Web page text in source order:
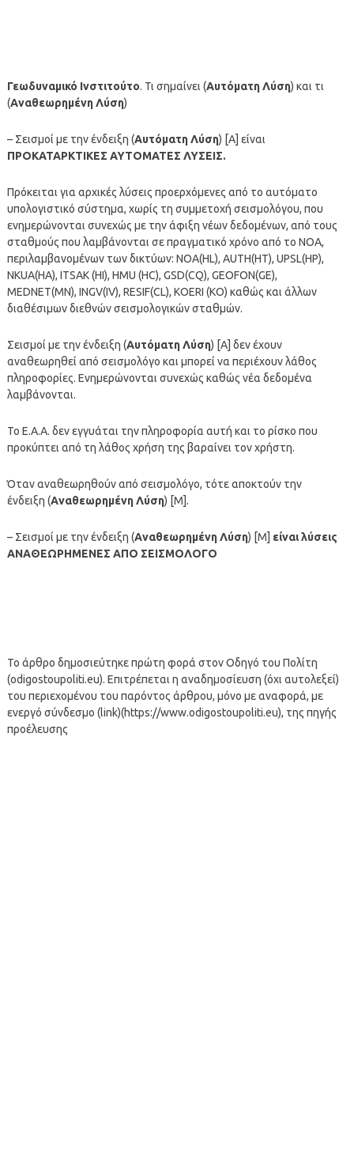
Γεωδυναμικό Ινστιτούτο. Τι σημαίνει (Αυτόματη Λύση) και τι
(Αναθεωρημένη Λύση)
– Σεισμοί με την ένδειξη (Αυτόματη Λύση) [A] είναι
ΠΡΟΚΑΤΑΡΚΤΙΚΕΣ ΑΥΤΟΜΑΤΕΣ ΛΥΣΕΙΣ.
Πρόκειται για αρχικές λύσεις προερχόμενες από το αυτόματο
υπολογιστικό σύστημα, χωρίς τη συμμετοχή σεισμολόγου, που
ενημερώνονται συνεχώς με την άφιξη νέων δεδομένων, από τους
σταθμούς που λαμβάνονται σε πραγματικό χρόνο από το ΝΟΑ,
περιλαμβανομένων των δικτύων: NOA(HL), AUTH(HT), UPSL(HP),
NKUA(HA), ITSAK (HI), HMU (HC), GSD(CQ), GEOFON(GE),
MEDNET(MN), INGV(IV), RESIF(CL), KOERI (KO) καθώς και άλλων
διαθέσιμων διεθνών σεισμολογικών σταθμών.
Σεισμοί με την ένδειξη (Αυτόματη Λύση) [A] δεν έχουν
αναθεωρηθεί από σεισμολόγο και μπορεί να περιέχουν λάθος
πληροφορίες. Ενημερώνονται συνεχώς καθώς νέα δεδομένα
λαμβάνονται.
To Ε.Α.Α. δεν εγγυάται την πληροφορία αυτή και το ρίσκο που
προκύπτει από τη λάθος χρήση της βαραίνει τον χρήστη.
Όταν αναθεωρηθούν από σεισμολόγο, τότε αποκτούν την
ένδειξη (Αναθεωρημένη Λύση) [M].
– Σεισμοί με την ένδειξη (Αναθεωρημένη Λύση) [M] είναι λύσεις
ΑΝΑΘΕΩΡΗΜΕΝΕΣ ΑΠΟ ΣΕΙΣΜΟΛΟΓΟ
Το άρθρο δημοσιεύτηκε πρώτη φορά στον Οδηγό του Πολίτη
(odigostoupoliti.eu). Επιτρέπεται η αναδημοσίευση (όχι αυτολεξεί)
του περιεχομένου του παρόντος άρθρου, μόνο με αναφορά, με
ενεργό σύνδεσμο (link)(https://www.odigostoupoliti.eu), της πηγής
προέλευσης